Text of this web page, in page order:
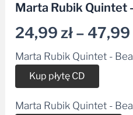
Marta Rubik Quintet
24,99zł– 47,99
Marta Rubik Quintet -
Kup płytę CD
Marta Rubik Quintet -